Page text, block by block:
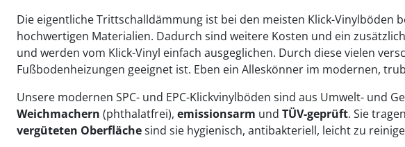
Die eigentliche Trittschalldämmung ist bei den meisten Klick-
hochwertigen Materialien. Dadurch sind weitere Kosten und ein
und werden vom Klick-Vinyl einfach ausgeglichen. Durch diese vielen
Fußbodenheizungen geeignet ist. Eben ein Alleskönner im modernen,
Unsere modernen SPC- und EPC-Klickvinylböden sind aus Umwelt- und
Weichmachern (phthalatfrei), emissionsarm und TÜV-geprüft. Sie
vergüteten Oberflächesind sie hygienisch, antibakteriell, leicht zu